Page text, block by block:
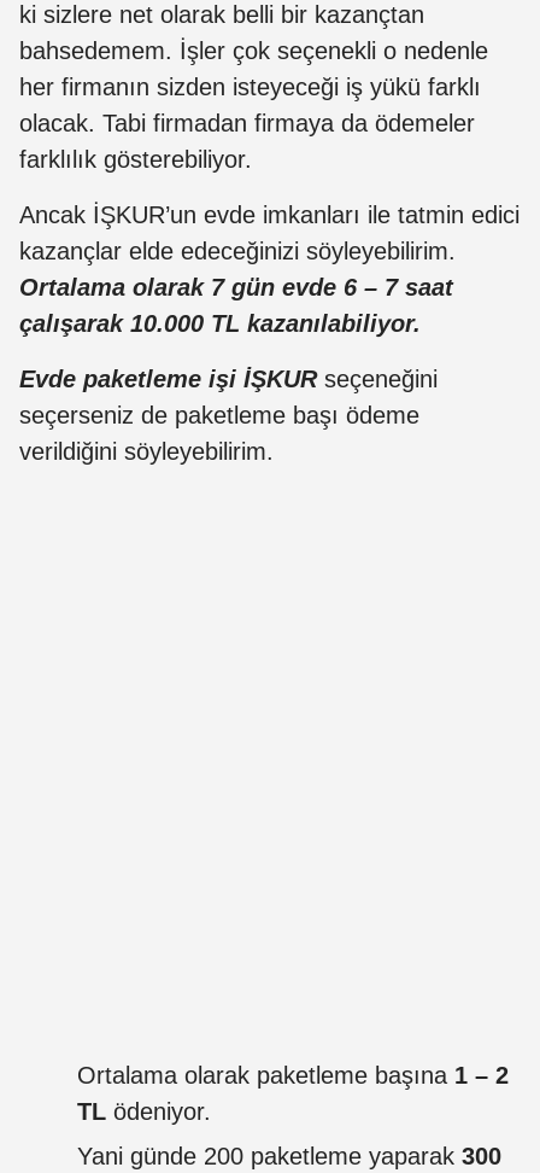
ki sizlere net olarak belli bir kazançtan
bahsedemem. İşler çok seçenekli o nedenle
her firmanın sizden isteyeceği iş yükü farklı
olacak. Tabi firmadan firmaya da ödemeler
farklılık gösterebiliyor.
Ancak İŞKUR’un evde imkanları ile tatmin edici
kazançlar elde edeceğinizi söyleyebilirim.
Ortalama olarak 7 gün evde 6 – 7 saat
çalışarak 10.000 TL kazanılabiliyor.
Evde paketleme işi İŞKURseçeneğini
seçerseniz de paketleme başı ödeme
verildiğini söyleyebilirim.
Ortalama olarak paketleme başına 1 – 2
TL ödeniyor.
Yani günde 200 paketleme yaparak 300